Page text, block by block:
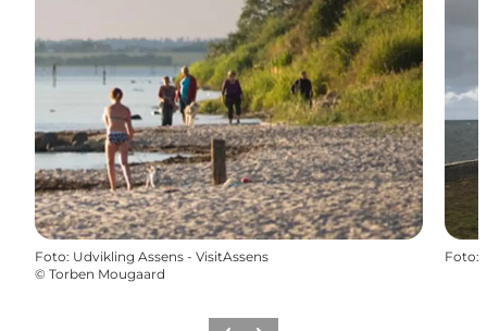
Foto: Udvikling Assens - VisitAssens
© Torben Mougaard
Foto: